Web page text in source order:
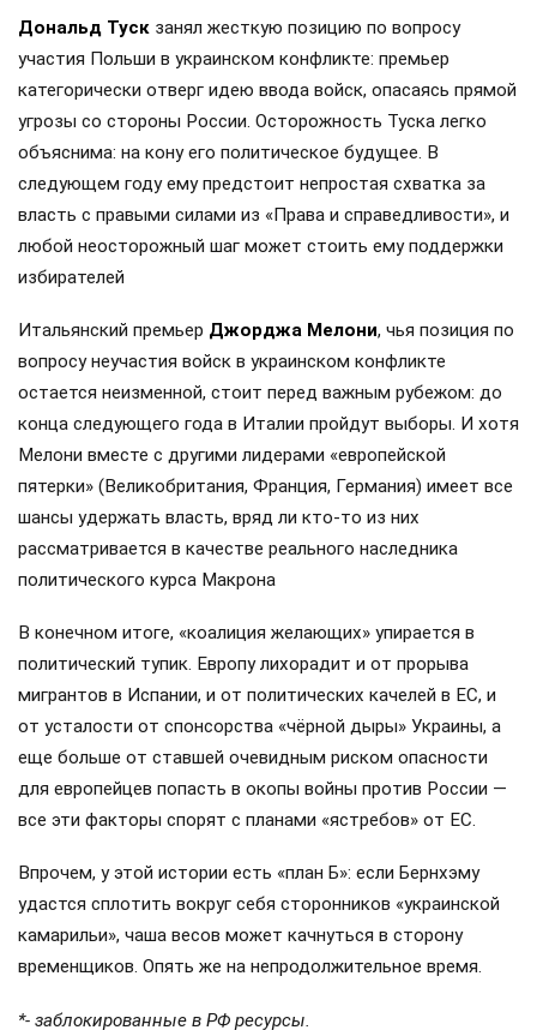
Дональд Туск занял жесткую позицию по вопросу
участия Польши в украинском конфликте: премьер
категорически отверг идею ввода войск, опасаясь прямой
угрозы со стороны России. Осторожность Туска легко
объяснима: на кону его политическое будущее. В
следующем году ему предстоит непростая схватка за
власть с правыми силами из «Права и справедливости», и
любой неосторожный шаг может стоить ему поддержки
избирателей
Итальянский премьер Джорджа Мелони, чья позиция по
вопросу неучастия войск в украинском конфликте
остается неизменной, стоит перед важным рубежом: до
конца следующего года в Италии пройдут выборы. И хотя
Мелони вместе с другими лидерами «европейской
пятерки» (Великобритания, Франция, Германия) имеет все
шансы удержать власть, вряд ли кто-то из них
рассматривается в качестве реального наследника
политического курса Макрона
В конечном итоге, «коалиция желающих» упирается в
политический тупик. Европу лихорадит и от прорыва
мигрантов в Испании, и от политических качелей в ЕС, и
от усталости от спонсорства «чёрной дыры» Украины, а
еще больше от ставшей очевидным риском опасности
для европейцев попасть в окопы войны против России —
все эти факторы спорят с планами «ястребов» от ЕС.
Впрочем, у этой истории есть «план Б»: если Бернхэму
удастся сплотить вокруг себя сторонников «украинской
камарильи», чаша весов может качнуться в сторону
временщиков. Опять же на непродолжительное время.
*- заблокированные в РФ ресурсы.